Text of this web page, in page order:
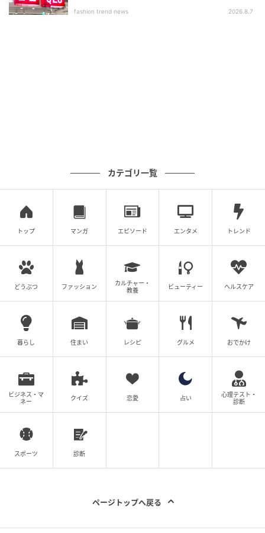
fashion trend news 2026.8.7
カテゴリ一覧
トップ マンガ エピソード エンタメ トレンド
どうぶつ ファッション
カルチャー・
教養
ビューティー ヘルスケア
暮らし 住まい レシピ グルメ おでかけ
ビジネス・マ
ネー
クイズ 恋愛 占い
心理テスト・
診断
スポーツ 診断
ページトップへ戻る